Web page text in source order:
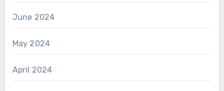
June 2024
May 2024
April 2024